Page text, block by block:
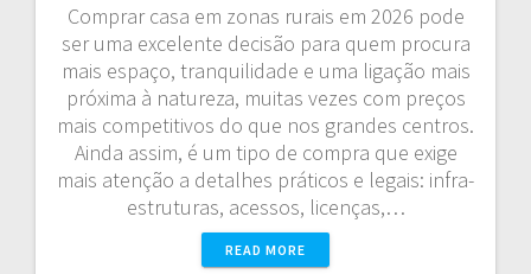
Comprar casa em zonas rurais em 2026 pode
ser uma excelente decisão para quem procura
mais espaço, tranquilidade e uma ligação mais
próxima à natureza, muitas vezes com preços
mais competitivos do que nos grandes centros.
Ainda assim, é um tipo de compra que exige
mais atenção a detalhes práticos e legais: infra-
estruturas, acessos, licenças,…
READ MORE